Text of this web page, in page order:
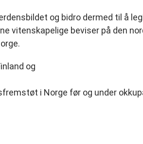
og bidro dermed til å
vitenskapelige beviser på den
og
i Norge før og under